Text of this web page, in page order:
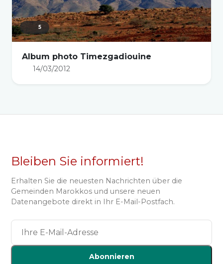
5
Album photo Timezgadiouine
14/03/2012
Bleiben Sie informiert!
Erhalten Sie die neuesten Nachrichten über die
Gemeinden Marokkos und unsere neuen
Datenangebote direkt in Ihr E-Mail-Postfach.
Abonnieren